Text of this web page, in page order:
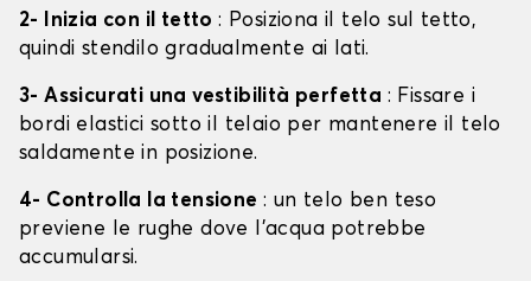
2- Inizia con il tetto: Posiziona il telo sul tetto,
quindi stendilo gradualmente ai lati.
3- Assicurati una vestibilità perfetta : Fissare i
bordi elastici sotto il telaio per mantenere il telo
saldamente in posizione.
4- Controlla la tensione : un telo ben teso
previene le rughe dove l'acqua potrebbe
accumularsi.